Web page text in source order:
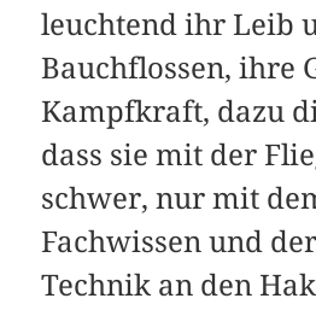
leuchtend ihr Leib
Bauchflossen, ihre
Kampfkraft, dazu
dass sie mit der
schwer, nur mit
Fachwissen und
Technik an den